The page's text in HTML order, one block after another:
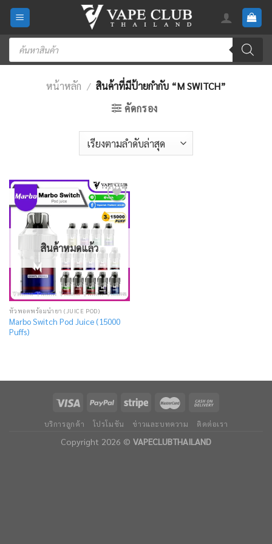
Skip
content
Products
search
หน้าหลัก / สินค้าที่มีป้ายกำกับ “M SWITCH”
คัดกรอง
Add
to
wishlist
สินค้าหมดแล้ว
หัวพอตพร้อมน้ำยา (JUICE POD)
Marbo Switch Pod Juice (15000
Puffs)
บริการลูกค้า โปรโมชัน ข่าวและบทความ ติดต่อเรา
Copyright 2026 © VAPECLUBTHAILAND